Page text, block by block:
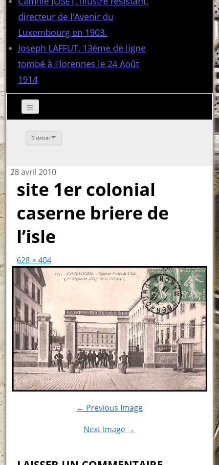
directeur de l’Avenir du
Luxembourg en 1903.
Joseph LAFFUT, 13ème de ligne
tombé à Florennes le 24 Août
1914
Sidebar
28 avril 2010
site 1er colonial
caserne briere de
l’isle
628 × 404
← Previous Image
Next Image →